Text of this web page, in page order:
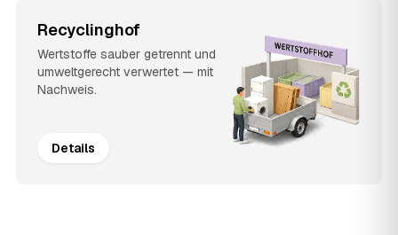
Recyclinghof
Wertstoffe sauber getrennt und
umweltgerecht verwertet — mit
Nachweis.
Details